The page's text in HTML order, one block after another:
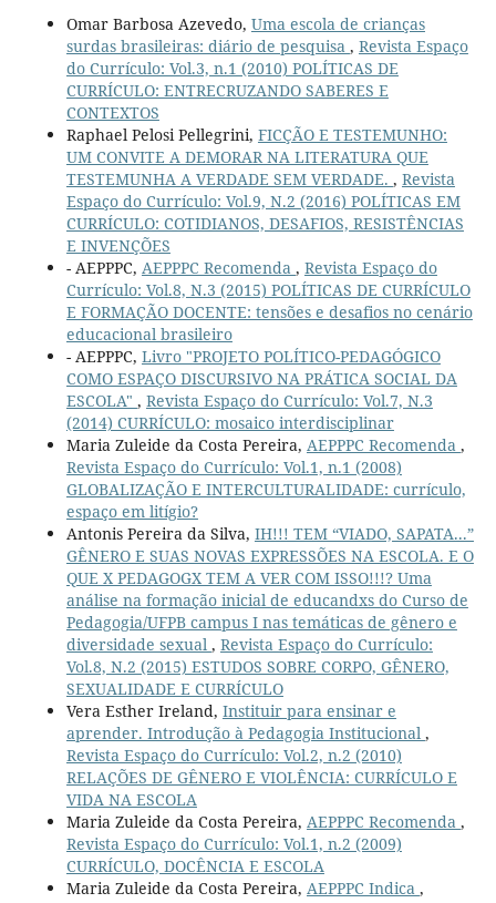
Omar Barbosa Azevedo, Uma escola de crianças
surdas brasileiras: diário de pesquisa , Revista Espaço
do Currículo: Vol.3, n.1 (2010) POLÍTICAS DE
CURRÍCULO: ENTRECRUZANDO SABERES E
CONTEXTOS
Raphael Pelosi Pellegrini, FICÇÃO E TESTEMUNHO:
UM CONVITE A DEMORAR NA LITERATURA QUE
TESTEMUNHA A VERDADE SEM VERDADE. , Revista
Espaço do Currículo: Vol.9, N.2 (2016) POLÍTICAS EM
CURRÍCULO: COTIDIANOS, DESAFIOS, RESISTÊNCIAS
E INVENÇÕES
- AEPPPC, AEPPPC Recomenda , Revista Espaço do
Currículo: Vol.8, N.3 (2015) POLÍTICAS DE CURRÍCULO
E FORMAÇÃO DOCENTE: tensões e desafios no cenário
educacional brasileiro
- AEPPPC, Livro "PROJETO POLÍTICO-PEDAGÓGICO
COMO ESPAÇO DISCURSIVO NA PRÁTICA SOCIAL DA
ESCOLA" , Revista Espaço do Currículo: Vol.7, N.3
(2014) CURRÍCULO: mosaico interdisciplinar
Maria Zuleide da Costa Pereira, AEPPPC Recomenda ,
Revista Espaço do Currículo: Vol.1, n.1 (2008)
GLOBALIZAÇÃO E INTERCULTURALIDADE: currículo,
espaço em litígio?
Antonis Pereira da Silva, IH!!! TEM “VIADO, SAPATA...”
GÊNERO E SUAS NOVAS EXPRESSÕES NA ESCOLA. E O
QUE X PEDAGOGX TEM A VER COM ISSO!!!? Uma
análise na formação inicial de educandxs do Curso de
Pedagogia/UFPB campus I nas temáticas de gênero e
diversidade sexual , Revista Espaço do Currículo:
Vol.8, N.2 (2015) ESTUDOS SOBRE CORPO, GÊNERO,
SEXUALIDADE E CURRÍCULO
Vera Esther Ireland, Instituir para ensinar e
aprender. Introdução à Pedagogia Institucional ,
Revista Espaço do Currículo: Vol.2, n.2 (2010)
RELAÇÕES DE GÊNERO E VIOLÊNCIA: CURRÍCULO E
VIDA NA ESCOLA
Maria Zuleide da Costa Pereira, AEPPPC Recomenda ,
Revista Espaço do Currículo: Vol.1, n.2 (2009)
CURRÍCULO, DOCÊNCIA E ESCOLA
Maria Zuleide da Costa Pereira, AEPPPC Indica ,